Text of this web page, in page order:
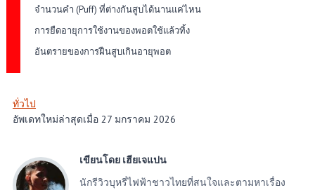
จำนวนคำ (Puff) ที่ต่างกันสูบได้นานแค่ไหน
การยืดอายุการใช้งานของพอตใช้แล้วทิ้ง
อันตรายของการฝืนสูบเกินอายุพอต
ทั่วไป
อัพเดทใหม่ล่าสุดเมื่อ 27 มกราคม 2026
เขียนโดย เฮียเจแปน
นักรีวิวบุหรี่ไฟฟ้าชาวไทยที่สนใจและตามหาเรื่อง